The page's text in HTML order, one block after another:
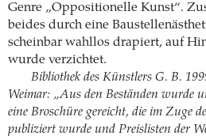
Genre „Oppositionelle Kunst“.
beides durch eine
scheinbar wahllos drapiert, auf
wurde verzichtet.
Bibliothek des Künstlers G. B.
Weimar: „Aus den Beständen wurde
eine Broschüre gereicht, die im Zuge
publiziert wurde und Preislisten der